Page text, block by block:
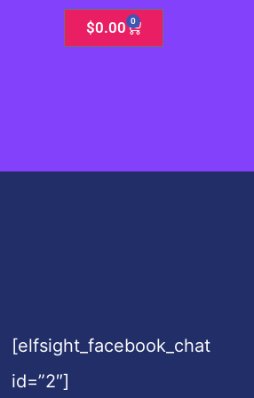
$0.00 0
Cart
[elfsight_facebook_chat
id=”2″]